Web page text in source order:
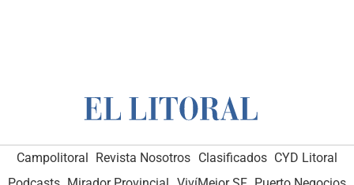
Campolitoral Revista Nosotros Clasificados CYD Litoral